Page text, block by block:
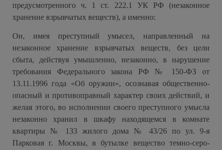
предусмотренного ч. 1 ст. 222.1 УК РФ (незаконное
хранение взрывчатых веществ), а именно:
Он, имея преступный умысел, направленный на
незаконное хранение взрывчатых веществ, без цели
сбыта, действуя умышленно, незаконно, в нарушение
требования Федерального закона РФ № 150-ФЗ от
13.11.1996 года «Об оружии», осознавая общественно-
опасный и противоправный характер своих действий, и
желая этого, во исполнении своего преступного умысла
незаконно хранил в шкафу находящемся в комнате
квартиры № 133 жилого дома № 43/26 по ул. 9-я
Парковая г. Москвы, в бутылке вещество темно-серо-